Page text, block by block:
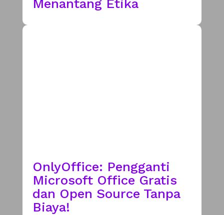
Menantang Etika
OnlyOffice: Pengganti
Microsoft Office Gratis
dan Open Source Tanpa
Biaya!